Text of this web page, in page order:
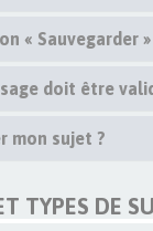
« Sauvegarder
doit être
mon sujet ?
TYPES DE